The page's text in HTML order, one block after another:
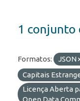
1 conjunto
Formatos: JSON
Capitais
Licença Aberta